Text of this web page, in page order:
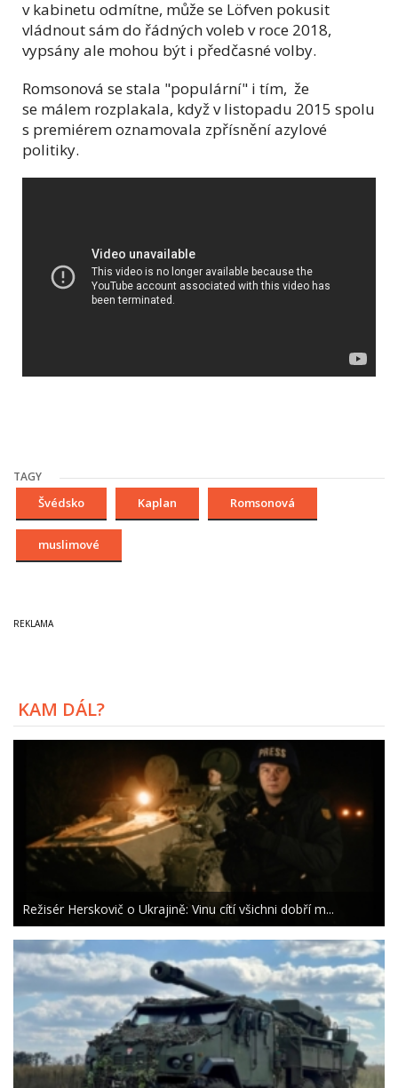
v kabinetu odmítne, může se Löfven pokusit
vládnout sám do řádných voleb v roce 2018,
vypsány ale mohou být i předčasné volby.
Romsonová se stala "populární" i tím, že
se málem rozplakala, když v listopadu 2015 spolu
s premiérem oznamovala zpřísnění azylové
politiky.
TAGY
Švédsko Kaplan Romsonová
muslimové
KAM DÁL?
Režisér Herskovič o Ukrajině: Vinu cítí všichni dobří m...